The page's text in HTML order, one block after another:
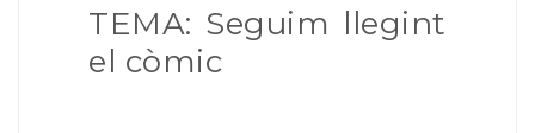
TEMA: Seguim llegint
el còmic